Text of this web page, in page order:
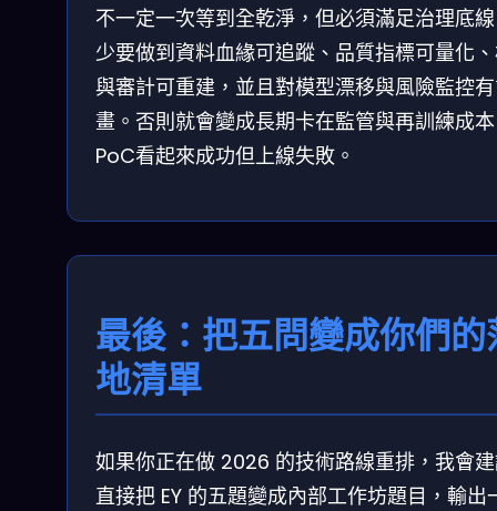
不一定一次等到全乾淨，但必須滿足治理底
少要做到資料血緣可追蹤、品質指標可量化
與審計可重建，並且對模型漂移與風險監控
畫。否則就會變成長期卡在監管與再訓練成
PoC看起來成功但上線失敗。
最後：把五問變成你們的
地清單
如果你正在做 2026 的技術路線重排，我會
直接把 EY 的五題變成內部工作坊題目，輸出